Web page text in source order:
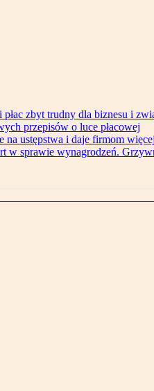
zbyt trudny dla biznesu i
przepisów o luce płacowej
na ustępstwa i daje firmom
w sprawie wynagrodzeń.